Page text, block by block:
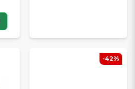
-42%